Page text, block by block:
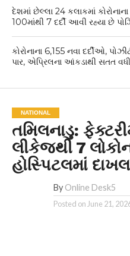
દેશમાં છેલ્લા 24 કલાકમાં
100માંથી 7 દર્દી આવી રહ્યા છે
કોરોનાના 6,155 નવા દર્દીઓ,
પાર, એપ્રિલના આંકડાથી સતત
NATIONAL
તમિલનાડુ:
લીકેજથી 7
હોસ્પિટલમાં દાખલ
By Online Desk5
Posted on June 21,